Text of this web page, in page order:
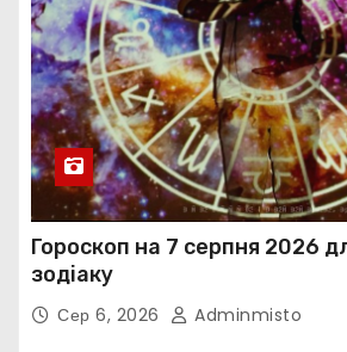
Гороскоп на 7 серпня 2026
зодіаку
Сер 6, 2026 Adminmisto